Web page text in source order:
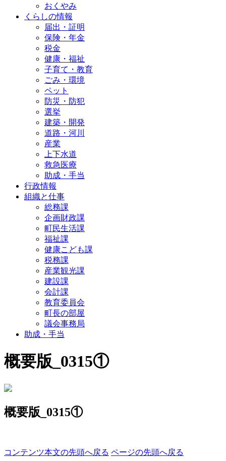
おくやみ
くらしの情報
届出・証明
保険・年金
税金
健康・福祉
子育て・教育
ごみ・環境
ペット
防災・防犯
選挙
建築・開発
道路・河川
産業
上下水道
救急医療
助成・手当
行政情報
組織と仕事
総務課
企画財政課
町民生活課
福祉課
健康こども課
税務課
産業観光課
建設課
会計課
教育委員会
町長の部屋
議会事務局
助成・手当
概要版_0315①
概要版_0315①
コンテンツ本文の先頭へ戻る ページの先頭へ戻る